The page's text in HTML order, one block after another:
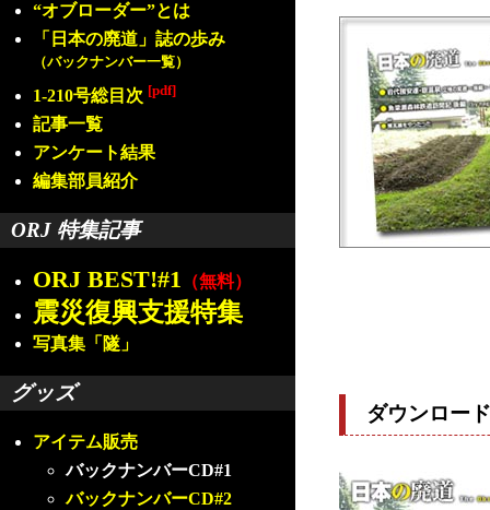
“オブローダー”とは
「日本の廃道」誌の歩み
（バックナンバー一覧）
1-210号総目次 [pdf]
記事一覧
アンケート結果
編集部員紹介
ORJ 特集記事
ORJ BEST!#1 （無料）
震災復興支援特集
写真集「隧」
グッズ
アイテム販売
バックナンバーCD#1
バックナンバーCD#2
ダウンロー